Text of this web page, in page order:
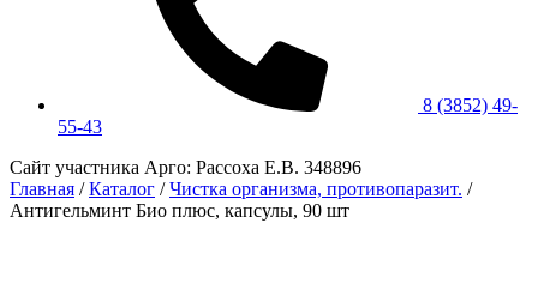
8 (3852) 49-
55-43
Сайт участника Арго: Рассоха Е.В. 348896
Главная / Каталог / Чистка организма, противопаразит. /
Антигельминт Био плюс, капсулы, 90 шт